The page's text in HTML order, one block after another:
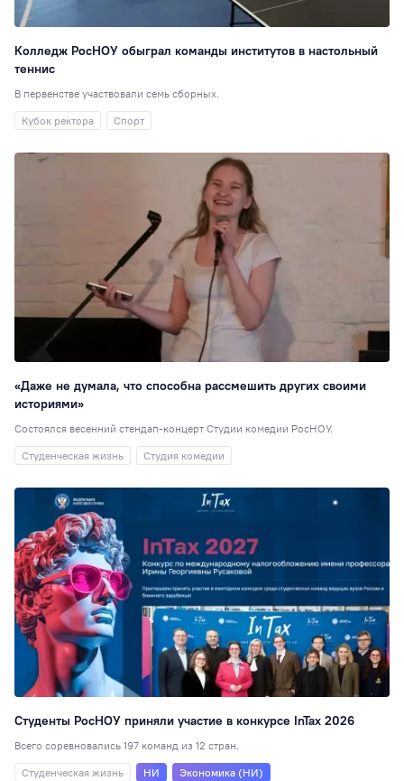
Колледж РосНОУ обыграл команды институтов в настольный
теннис
В первенстве участвовали семь сборных.
Кубок ректора
Спорт
«Даже не думала, что способна рассмешить других своими
историями»
Состоялся весенний стендап-концерт Студии комедии РосНОУ.
Студенческая жизнь
Студия комедии
Студенты РосНОУ приняли участие в конкурсе InTax 2026
Всего соревновались 197 команд из 12 стран.
Студенческая жизнь
НИ Экономика (НИ)